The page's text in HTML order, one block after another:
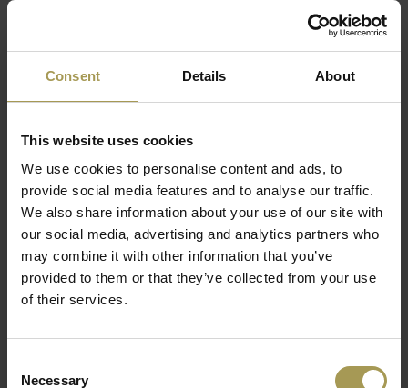
Consent Details About
This website uses cookies
We use cookies to personalise content and ads, to
provide social media features and to analyse our traffic.
We also share information about your use of our site with
our social media, advertising and analytics partners who
may combine it with other information that you’ve
provided to them or that they’ve collected from your use
of their services.
Selection
Necessary
De AS41C/AS41Z hanglamp van Nemo lighting is meer dan
De AM1N tafellamp, de hanglampen AM4C/AS41C en
AM4Z/AS41Z en staande
De structuur van dit lichtsculptuur is gemaakt u metalen
onderdelen in chroom en chroom lampenkap of opaal glazen
lampenkap. Bovendien heeft de hanglamp een draaibare en
scharnierende arm, verchroomd stalen rail met een
kabel. Zowel de staande lamp als de hanglamp bestaan in
twee verschillende versies. Dit eigentijdse ontwerp van deze
vier bekende ontwerpers, F.Albini, F.Helg, A.Piva, M.Albini is
een voorbeeld van strak design, hoogwaardige materialen,